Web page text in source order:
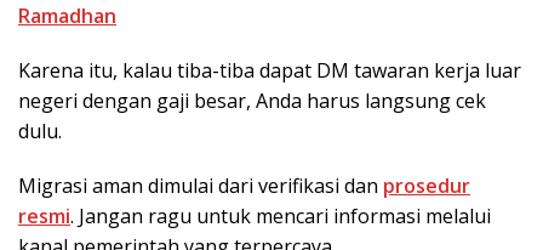
Ramadhan
Karena itu, kalau tiba-tiba dapat DM tawaran kerja luar
negeri dengan gaji besar, Anda harus langsung cek
dulu.
Migrasi aman dimulai dari verifikasi dan prosedur
resmi. Jangan ragu untuk mencari informasi melalui